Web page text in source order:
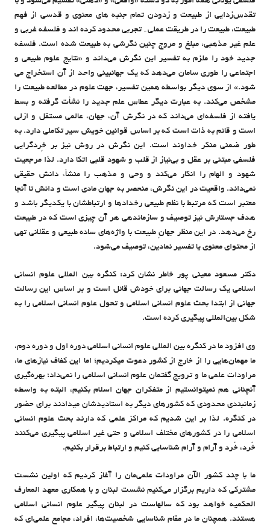
تقدس‌زدایی از طبیعت و زدودن تمام جنبه های معنوی و قدسی از فهم
طبیعت، طبیعت را در طریقت عملی ـ تجربی محدود کرده اند و فلسفه غربی و
علم غیر مذهبی، مبلغ و مروج چنین نگرشی به طبیعت شده است. فلسفه
جدید خود را ملزم به تفسیر این نگرش می‌داند و «نتایج علوم طبیعی و
اجتماعی را طوری سامان می‌دهد که یک جهانبینی واحد از آن استخراج می
شود.» از سوی دیگر بواسطه همین تفسیر، جهت علوم در مطالعه طبیعت را
مشخص می‌کند. به عبارت دیگر عطاس علم جدید را نشأت گرفته و بسط
یافته از فلسفه‌ای می‌داند که در نگرش آن، جهان، عالمی مستقل و ازلی
است و قائم به ذات است که بر اساس قوانین خویش سیر تکاملی دارد. به
طور ضمنی منکر خداوند است. این نگرش در روش نیز بر خِردگرایی
فلسفی مبتنی بر عقل و بی‌نیاز از قلب و شهود قلبی اتکا دارد. لذا مرجعیت
شهود و الهام را انکار می‌کند و وحی و مذهب را منشأء دانش حقیقی
نمی‌داند. واقعیت در این نگرش، منحصر به جهان مادی است و دانش تا آنجا
معتبر است که مرتبط با نظم طبیعی رخدادها و ارتباطشان با یکدیگر باشد و
هدف جستارش نیز توصیف و سازماندهی هر آن چیزی است که در طبیعت
رخ ‌می‌دهد. در این منظر جهانِ طبیعت با واژه‌های ساده طبیعی و عقلانی تهی
از محتوای معنوی یا تفسیر نمادین، توصیف می‌شود.
دکتر مسعود معینی پور خاطر نشان کرد: کنگره بین المللی علوم انسانی
اسلامی یک رسالت جهانی برای خودش قائل است و بر اساس این رسالت
جهانی از ابتدا بحث علوم انسانی اسلامی و تحول علوم انسانی اسلامی را به
شکل بین‌المللی پیگیری کرده است.
وی افزود ما در کنگره بین المللی علوم انسانی اسلامی دوره اول و دوره دوم،
ما مهمان‌هایی را از خارج از کشور دعوت میکردیم؛ اما این کفاف نیازهای ما،
مراودات علمی ما و ترویج گفتمان علوم انسانی اسلامی را نمی‌داد؛ بهره‌گیری
آنچنانی هم نمیتوانستیم از متفکران جهان اسلام بکنیم، البته به واسطه
زمانبندی محدودی که کشورهای دیگر به استادیدشان میدادند برای حضور
در کنگره. لذا بر این شدیم که مراکز علمی که دارند بحث علوم انسانی
اسلامی را در کشورهای مختلف اسلامی و حتی غیر اسلامی پیگیری می‌کنند
خُرد، خُرد و آرام و آرام شناسایی کنیم و ارتباط برقرار بکنیم.
ما با چند کشور الآن مراودات علمی‌‌مان را آغاز کردیم که اولین نشست
مشترکی که داریم برگزار می‌کنیم نشست لبنان و با همکاری معهد المعارف
الحکمیه خواهد بود که سالهاست در لبنان پیگیر علوم انسانی اسلامی
هستند. همچنان ما در مقام شناسایی شخصیت‌ها، افراد، مجامع علمی‌ای که